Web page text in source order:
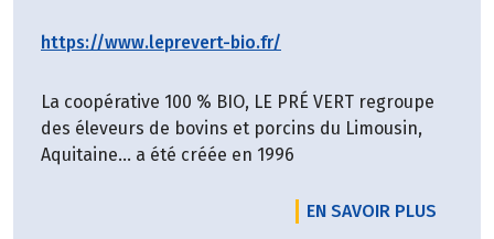
https://www.leprevert-bio.fr/
La coopérative 100 % BIO, LE PRÉ VERT regroupe
des éleveurs de bovins et porcins du Limousin,
Aquitaine… a été créée en 1996
EN SAVOIR PLUS